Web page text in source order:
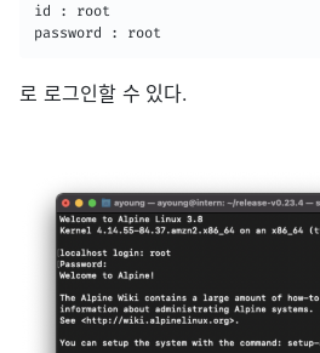
id : root
password : root
로 로그인할 수 있다.